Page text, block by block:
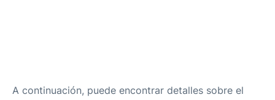
A continuación, puede encontrar detalles sobre el